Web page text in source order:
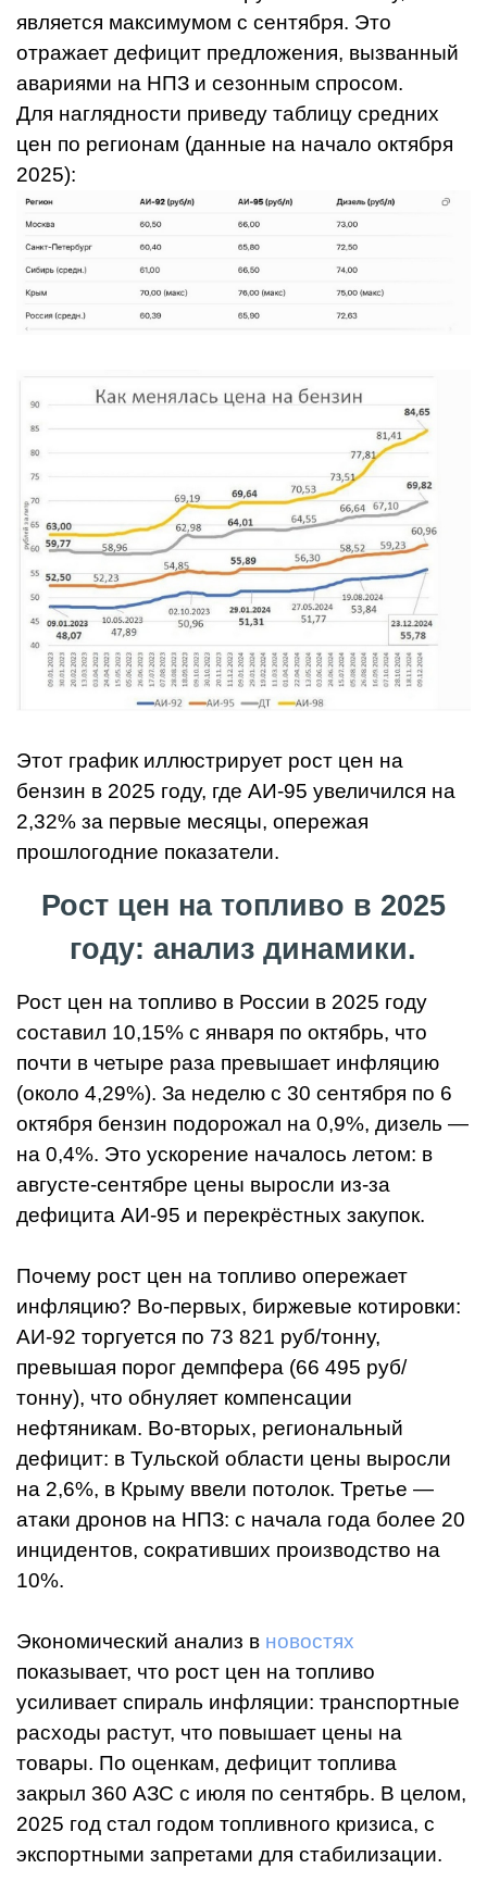
является максимумом с сентября. Это
отражает дефицит предложения, вызванный
авариями на НПЗ и сезонным спросом.
Для наглядности приведу таблицу средних
цен по регионам (данные на начало октября
2025):
Этот график иллюстрирует рост цен на
бензин в 2025 году, где АИ-95 увеличился на
2,32% за первые месяцы, опережая
прошлогодние показатели.
Рост цен на топливо в 2025
году: анализ динамики.
Рост цен на топливо в России в 2025 году
составил 10,15% с января по октябрь, что
почти в четыре раза превышает инфляцию
(около 4,29%). За неделю с 30 сентября по 6
октября бензин подорожал на 0,9%, дизель —
на 0,4%. Это ускорение началось летом: в
августе-сентябре цены выросли из-за
дефицита АИ-95 и перекрёстных закупок.
Почему рост цен на топливо опережает
инфляцию? Во-первых, биржевые котировки:
АИ-92 торгуется по 73 821 руб/тонну,
превышая порог демпфера (66 495 руб/
тонну), что обнуляет компенсации
нефтяникам. Во-вторых, региональный
дефицит: в Тульской области цены выросли
на 2,6%, в Крыму ввели потолок. Третье —
атаки дронов на НПЗ: с начала года более 20
инцидентов, сокративших производство на
10%.
Экономический анализ в новостях
показывает, что рост цен на топливо
усиливает спираль инфляции: транспортные
расходы растут, что повышает цены на
товары. По оценкам, дефицит топлива
закрыл 360 АЗС с июля по сентябрь. В целом,
2025 год стал годом топливного кризиса, с
экспортными запретами для стабилизации.